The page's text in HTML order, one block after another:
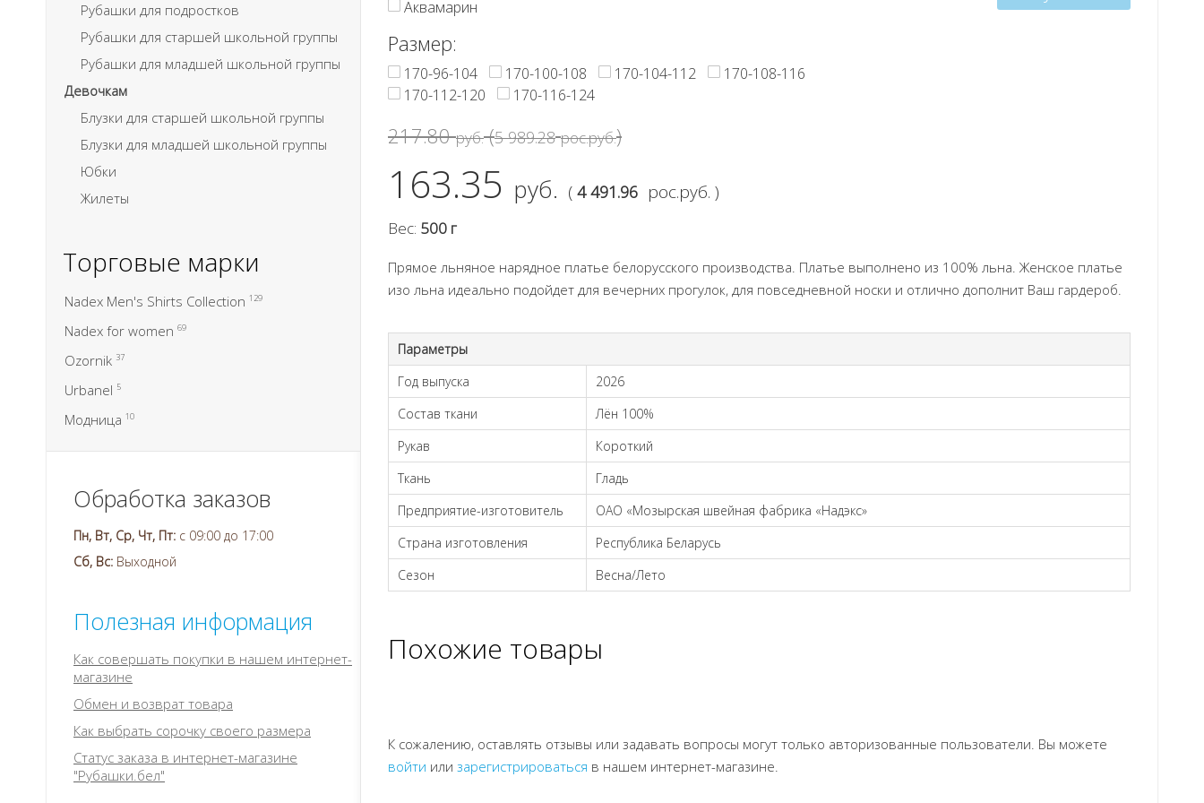
Аквамарин
Размер:
170-96-104 170-100-108 170-104-112
170-108-116
170-112-120
170-116-124
217.80руб.(5 989.28 рос.руб.)
163.35 руб. ( 4 491.96 рос.руб. )
Вес: 500 г
Прямое льняное нарядное платье белорусского производства. Платье выполнено из 100% льна. Женское платье
изо льна идеально подойдет для вечерних прогулок, для повседневной носки и отлично дополнит Ваш гардероб.
Параметры
Год выпуска
2026
Состав ткани
Лён 100%
Рукав
Короткий
Ткань
Гладь
Предприятие-изготовитель
ОАО «Мозырская швейная фабрика «Надэкс»
Страна изготовления
Республика Беларусь
Сезон
Весна/Лето
Похожие товары
К сожалению, оставлять отзывы или задавать вопросы могут только авторизованные пользователи. Вы можете
войти или зарегистрироваться в нашем интернет-магазине.
Рубашки для подростков
Рубашки для старшей школьной группы
Рубашки для младшей школьной группы
Девочкам
Блузки для старшей школьной группы
Блузки для младшей школьной группы
Юбки
Жилеты
Торговые марки
Nadex Men's Shirts Collection 129
Nadex for women 69
Ozornik 37
Urbanel 5
Модница 10
Обработка заказов
Пн, Вт, Ср, Чт, Пт: с 09:00 до 17:00
Сб, Вс: Выходной
Полезная информация
Как совершать покупки в нашем интернет-
магазине
Обмен и возврат товара
Как выбрать сорочку своего размера
Статус заказа в интернет-магазине
"Рубашки.бел"